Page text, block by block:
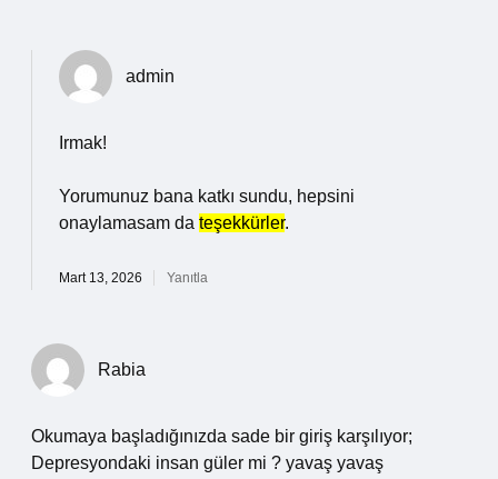
admin
Irmak!
Yorumunuz bana katkı sundu, hepsini
onaylamasam da teşekkürler.
Mart 13, 2026 Yanıtla
Rabia
Okumaya başladığınızda sade bir giriş karşılıyor;
Depresyondaki insan güler mi ? yavaş yavaş